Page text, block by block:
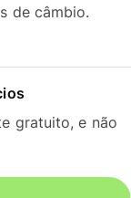
de câmbio.
gratuito, e não